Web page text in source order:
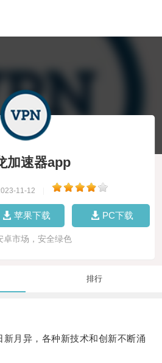
加速器app
11-12
苹果下载 PC下载
卓市场，安全绿色
排行
月异，各种新技术和创新不断涌